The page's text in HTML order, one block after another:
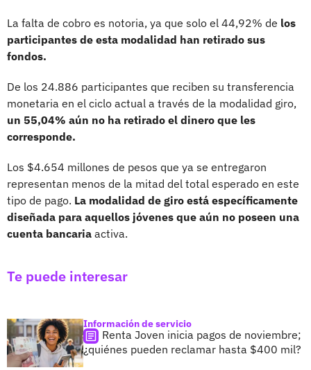
La falta de cobro es notoria, ya que solo el 44,92% de los
participantes de esta modalidad han retirado sus
fondos.
De los 24.886 participantes que reciben su transferencia
monetaria en el ciclo actual a través de la modalidad giro,
un 55,04% aún no ha retirado el dinero que les
corresponde.
Los $4.654 millones de pesos que ya se entregaron
representan menos de la mitad del total esperado en este
tipo de pago. La modalidad de giro está específicamente
diseñada para aquellos jóvenes que aún no poseen una
cuenta bancaria activa.
Te puede interesar
Información de servicio
Renta Joven inicia pagos de noviembre;
¿quiénes pueden reclamar hasta $400 mil?